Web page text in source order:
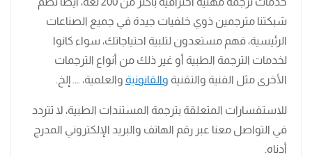
شبكتنا مترجمين ذوي خلفيات جيدة في جميع الصناعات
الرئيسية، فهم مستعدون لتلبية احتياجاتك، سواء كانوا
لخدمات الترجمة الطبية أو غير ذلك من أنواع الترجمات
الأخرى مثل الفنية والتقنية والقانونية والعلمية، …. إلخ.
للاستفسارات المتعلقة بترجمة المستندات الطبية، لا تتردد
في التواصل معنا عبر رقم الهاتف والبريد الإلكتروني المدرج
أدناه.